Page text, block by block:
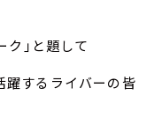
」と題して
躍するライバーの皆